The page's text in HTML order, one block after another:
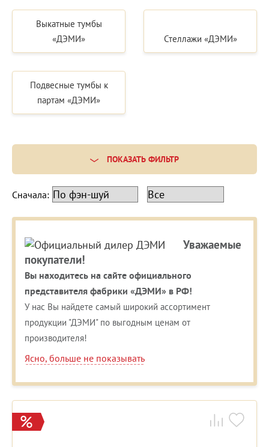
Выкатные тумбы
«ДЭМИ»
Стеллажи «ДЭМИ»
Подвесные тумбы к
партам «ДЭМИ»
ПОКАЗАТЬ ФИЛЬТР
Сначала:
Уважаемые
покупатели!
Вы находитесь на сайте официального
представителя фабрики «ДЭМИ» в РФ!
У нас Вы найдете самый широкий ассортимент
продукции "ДЭМИ" по выгодным ценам от
производителя!
Ясно, больше не показывать